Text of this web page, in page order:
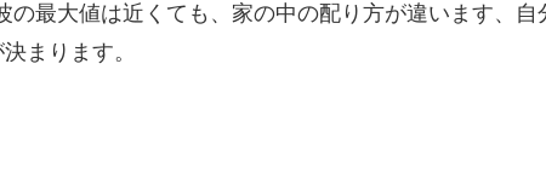
の最大値は近くても、家の中の配り方が違います、自
まります。